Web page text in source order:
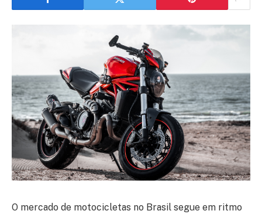
O mercado de motocicletas no Brasil segue em ritmo